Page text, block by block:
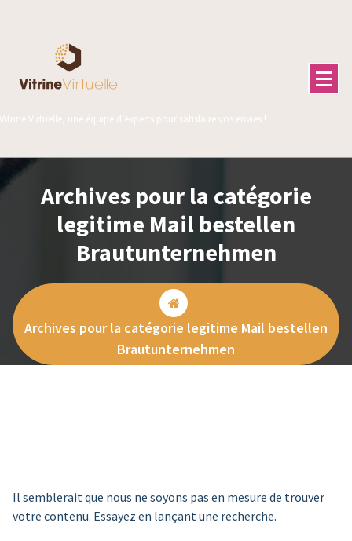
Vitrine Virtuelle, une équipe d’experts pour satisfaire vos envies !
Archives pour la catégorie
legitime Mail bestellen
Brautunternehmen
Archives pour la catégorie legitime Mail bestellen
Brautunternehmen
Il semblerait que nous ne soyons pas en mesure de trouver
votre contenu. Essayez en lançant une recherche.